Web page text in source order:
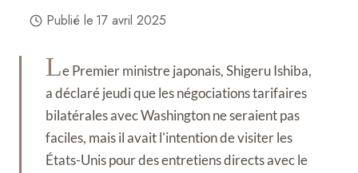
Publié le 17 avril 2025
Le Premier ministre japonais, Shigeru Ishiba,
a déclaré jeudi que les négociations tarifaires
bilatérales avec Washington ne seraient pas
faciles, mais il avait l'intention de visiter les
États-Unis pour des entretiens directs avec le